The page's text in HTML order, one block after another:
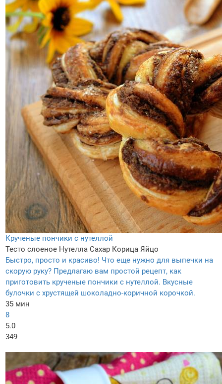
Крученые пончики с нутеллой
Тесто слоеное Нутелла Сахар Корица Яйцо
Быстро, просто и красиво! Что еще нужно для выпечки на
скорую руку? Предлагаю вам простой рецепт, как
приготовить крученые пончики с нутеллой. Вкусные
булочки с хрустящей шоколадно-коричной корочкой.
35 мин
8
5.0
349